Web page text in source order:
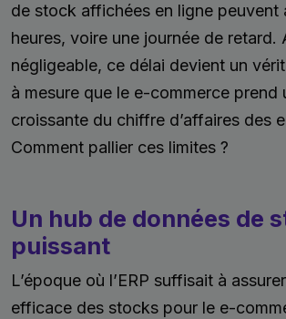
de stock affichées en ligne peuvent
heures, voire une journée de retard.
négligeable, ce délai devient un
à mesure que le e-commerce prend
croissante du chiffre d’affaires des
Comment pallier ces limites ?
Un hub de données de
puissant
L’époque où l’ERP suffisait à
efficace des stocks pour le e-